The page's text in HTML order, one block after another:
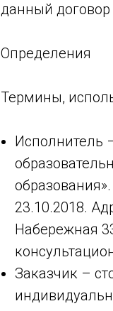
данный договор
Определения
Термины,
Исполнитель
23.10.2018.
Набережная
Заказчик –